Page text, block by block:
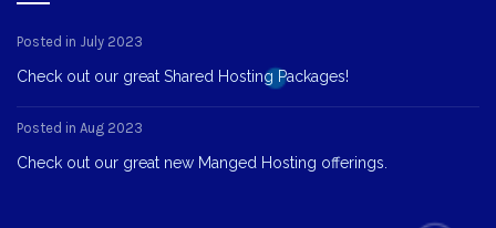
Posted in July 2023
Check out our great Shared Hosting Packages!
Posted in Aug 2023
Check out our great new Manged Hosting offerings.